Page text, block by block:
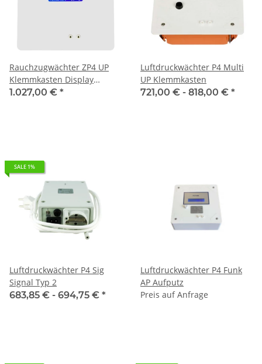
Rauchzugwächter ZP4 UP
Klemmkasten Display
HOME-DESIGN
1.027,00 € *
Luftdruckwächter P4 Multi
UP Klemmkasten
721,00 € - 818,00 € *
SALE 1%
Luftdruckwächter P4 Sig
Signal Typ 2
683,85 € - 694,75 € *
Luftdruckwächter P4 Funk
AP Aufputz
Preis auf Anfrage